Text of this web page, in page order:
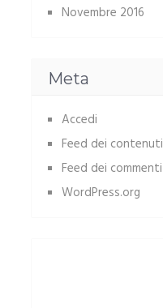
Novembre 2016
Meta
Accedi
Feed dei contenuti
Feed dei commenti
WordPress.org